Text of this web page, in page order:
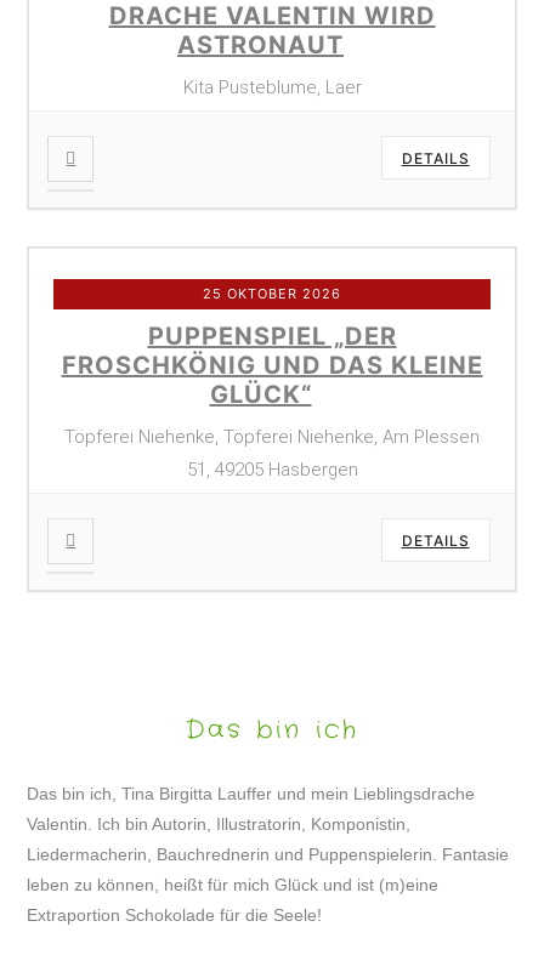
DRACHE VALENTIN WIRD
ASTRONAUT
Kita Pusteblume, Laer
DETAILS
25 OKTOBER 2026
PUPPENSPIEL „DER
FROSCHKÖNIG UND DAS KLEINE
GLÜCK“
Töpferei Niehenke, Töpferei Niehenke, Am Plessen
51, 49205 Hasbergen
DETAILS
Das bin ich
Das bin ich, Tina Birgitta Lauffer und mein Lieblingsdrache
Valentin. Ich bin Autorin, Illustratorin, Komponistin,
Liedermacherin, Bauchrednerin und Puppenspielerin. Fantasie
leben zu können, heißt für mich Glück und ist (m)eine
Extraportion Schokolade für die Seele!